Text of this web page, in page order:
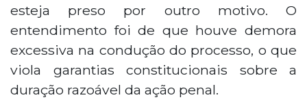
esteja preso por outro motivo. O
entendimento foi de que houve demora
excessiva na condução do processo, o que
viola garantias constitucionais sobre a
duração razoável da ação penal.